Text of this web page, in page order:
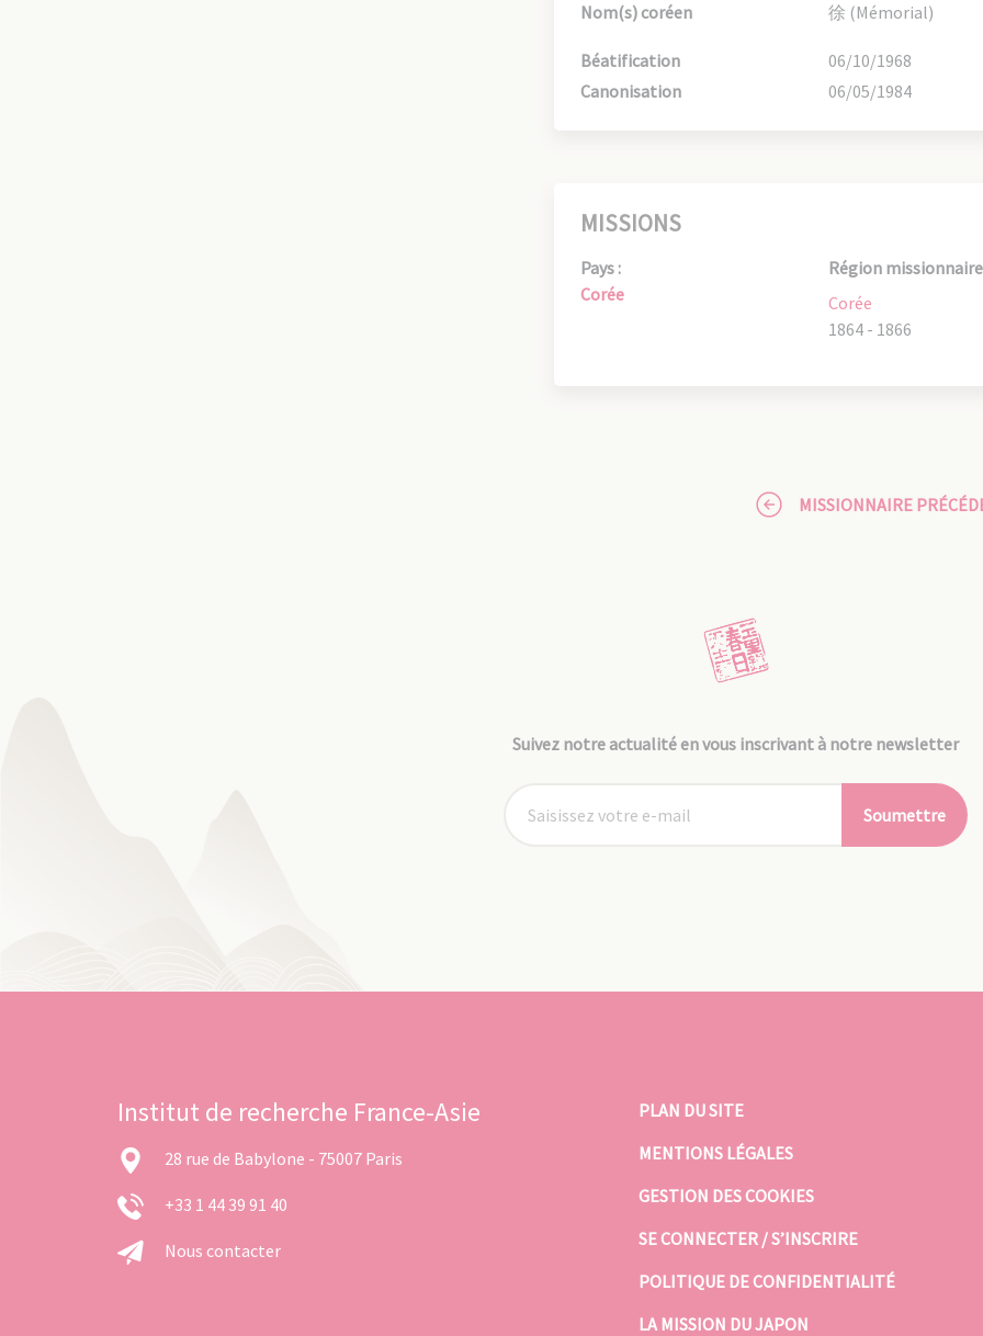
Nom(s) coréen 徐 (Mémorial)
Béatification
06/10/1968
Canonisation
06/05/1984
MISSIONS
Pays :
Corée
Région
Corée
1864 - 1866
MISSIONNAIRE
Suivez notre actualité en vous inscrivant à notre newsletter
Soumettre
Institut de recherche France-Asie
28 rue de Babylone - 75007 Paris
+33 1 44 39 91 40
Nous contacter
PLAN DU SITE
MENTIONS LÉGALES
GESTION DES COOKIES
SE CONNECTER / S’INSCRIRE
POLITIQUE DE CONFIDENTIALITÉ
LA MISSION DU JAPON